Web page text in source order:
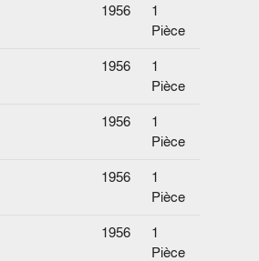
1956
1
Pièce
1956
1
Pièce
1956
1
Pièce
1956
1
Pièce
1956
1
Pièce